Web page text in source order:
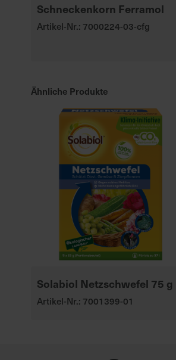
Schneckenkorn Ferramol
Artikel-Nr.: 7000224-03-cfg
Ähnliche Produkte
Solabiol Netzschwefel 75 g
Artikel-Nr.: 7001399-01